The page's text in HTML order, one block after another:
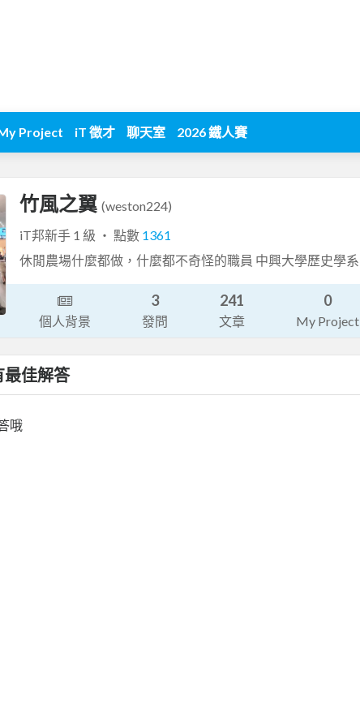
Project iT 徵才 聊天室 2026 鐵人賽
竹風之翼 (weston224)
iT邦新手 1 級 ‧ 點數 1361
休閒農場什麼都做，什麼都不奇怪的職員 中興大學歷史學系
個人背景
3
發問
241
文章
0
My Project
最佳解答
哦